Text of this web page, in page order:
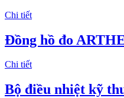
Chi tiết
Đồng hồ đo
Chi tiết
Bộ điều nhiệt kỹ